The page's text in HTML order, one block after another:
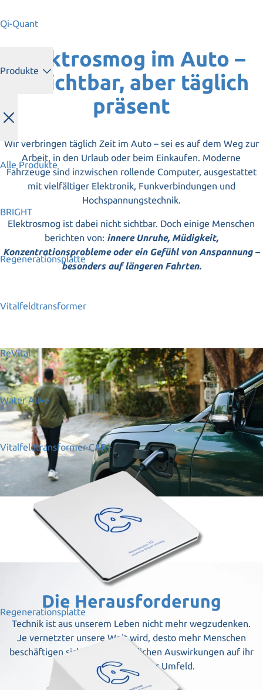
Qi-Quant
Produkte
Alle Produkte
BRIGHT
Regenerationsplatte
Vitalfeldtransformer
ReVital
Water Alive
Vitalfeldtransformer-CAR+
Regenerationsplatte
Elektrosmog im Auto –
unsichtbar, aber täglich
präsent
Wir verbringen täglich Zeit im Auto – sei es auf dem Weg zur
Arbeit, in den Urlaub oder beim Einkaufen. Moderne
Fahrzeuge sind inzwischen rollende Computer, ausgestattet
mit vielfältiger Elektronik, Funkverbindungen und
Hochspannungstechnik.
Elektrosmog ist dabei nicht sichtbar. Doch einige Menschen
berichten von: innere Unruhe, Müdigkeit,
Konzentrationsprobleme oder ein Gefühl von Anspannung –
besonders auf längeren Fahrten.
Die Herausforderung
Technik ist aus unserem Leben nicht mehr wegzudenken.
Je vernetzter unsere Welt wird, desto mehr Menschen
beschäftigen sich mit den möglichen Auswirkungen auf ihr
Wohlbefinden und ihr Umfeld.